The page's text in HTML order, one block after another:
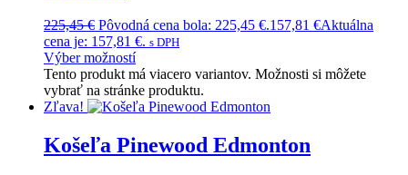
225,45€ Pôvodná cena bola: 225,45 €.157,81 €Aktuálna
cena je: 157,81 €. s DPH
Výber možností
Tento produkt má viacero variantov. Možnosti si môžete
vybrať na stránke produktu.
Zľava!
Košeľa Pinewood Edmonton